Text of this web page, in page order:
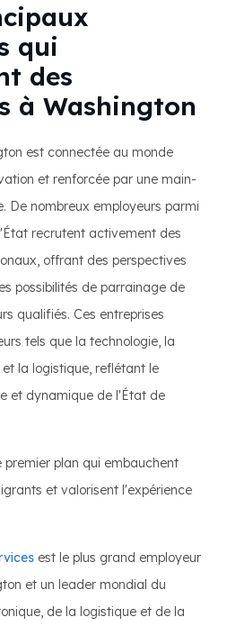
qui
des
à Washington
est connectée au monde
et renforcée par une main-
De nombreux employeurs parmi
recrutent activement des
offrant des perspectives
possibilités de parrainage de
qualifiés. Ces entreprises
tels que la technologie, la
la logistique, reflétant le
et dynamique de l'État de
premier plan qui embauchent
et valorisent l'expérience
est le plus grand employeur
et un leader mondial du
de la logistique et de la